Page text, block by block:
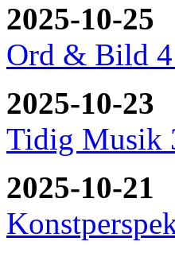
2025-10-25
Ord & Bild
2025-10-23
Tidig Musik
2025-10-21